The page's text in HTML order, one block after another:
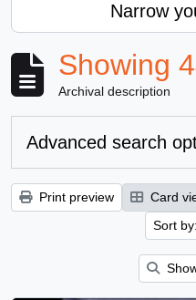
Narrow
Showing
Archival description
Advanced search
Print preview Card
Sort